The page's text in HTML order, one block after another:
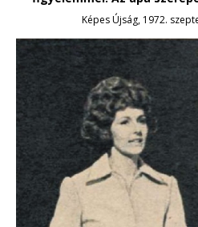
Képes Újság, 1972.